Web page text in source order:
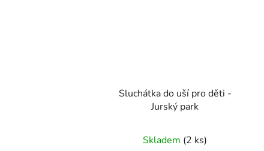
Sluchátka do uší pro děti -
Jurský park
Skladem (2 ks)